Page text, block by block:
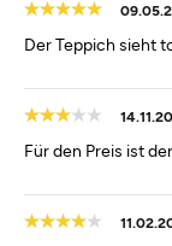
Der Teppich sieht
Für den Preis ist